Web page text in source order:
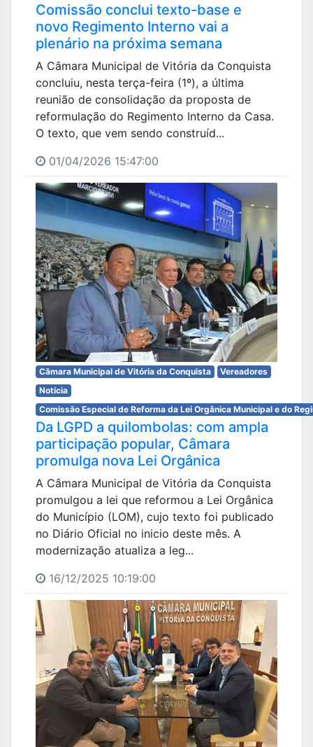
Comissão conclui texto-base e
novo Regimento Interno vai a
plenário na próxima semana
A Câmara Municipal de Vitória da Conquista
concluiu, nesta terça-feira (1º), a última
reunião de consolidação da proposta de
reformulação do Regimento Interno da Casa.
O texto, que vem sendo construíd...
01/04/2026 15:47:00
Câmara Municipal de Vitória da Conquista
Vereadores
Notícia
Comissão Especial de Reforma da Lei Orgânica Municipal e do
Da LGPD a quilombolas: com ampla
participação popular, Câmara
promulga nova Lei Orgânica
A Câmara Municipal de Vitória da Conquista
promulgou a lei que reformou a Lei Orgânica
do Município (LOM), cujo texto foi publicado
no Diário Oficial no inicio deste mês. A
modernização atualiza a leg...
16/12/2025 10:19:00